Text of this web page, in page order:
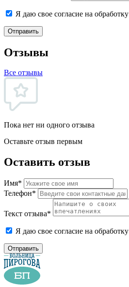
Я даю свое согласие на обработку
Отправить
Отзывы
Все отзывы
Пока нет ни одного отзыва
Оставьте отзыв первым
Оставить отзыв
Имя*
Телефон*
Текст отзыва*
Я даю свое согласие на обработку
Отправить